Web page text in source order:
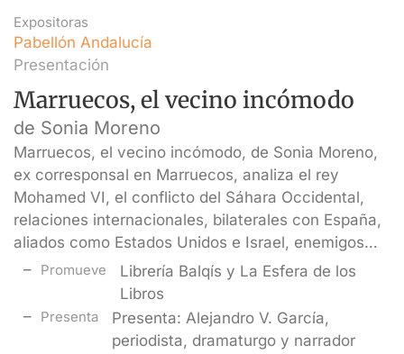
Expositoras
Pabellón Andalucía
Presentación
Marruecos, el vecino incómodo
de Sonia Moreno
Marruecos, el vecino incómodo, de Sonia Moreno,
ex corresponsal en Marruecos, analiza el rey
Mohamed VI, el conflicto del Sáhara Occidental,
relaciones internacionales, bilaterales con España,
aliados como Estados Unidos e Israel, enemigos…
Promueve
Librería Balqís y La Esfera de los
Libros
Presenta
Presenta: Alejandro V. García,
periodista, dramaturgo y narrador